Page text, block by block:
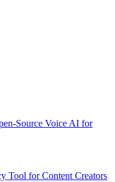
Source Voice AI for
Tool for Content Creators